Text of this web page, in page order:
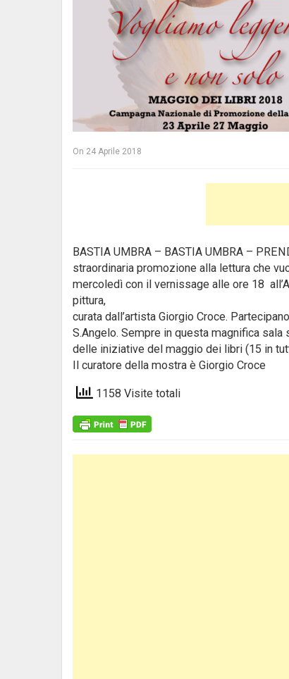
On 24 Aprile 2018
BASTIA UMBRA – BASTIA UMBRA –
straordinaria promozione alla lettura che
mercoledì con il vernissage alle ore 18
pittura,
curata dall’artista Giorgio Croce.
S.Angelo. Sempre in questa magnifica sala
delle iniziative del maggio dei libri (15 in
Il curatore della mostra è Giorgio Croce
1158 Visite totali